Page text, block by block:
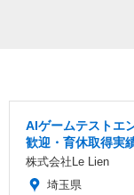
AIゲームテストエ
歓迎・育休取得実
株式会社Le Lien
埼玉県